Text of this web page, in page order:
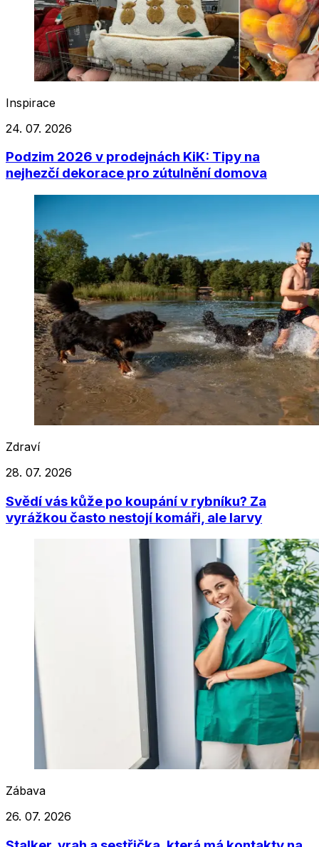
Inspirace
24. 07. 2026
Podzim 2026 v prodejnách KiK: Tipy na
nejhezčí dekorace pro zútulnění domova
Zdraví
28. 07. 2026
Svědí vás kůže po koupání v rybníku? Za
vyrážkou často nestojí komáři, ale larvy
Zábava
26. 07. 2026